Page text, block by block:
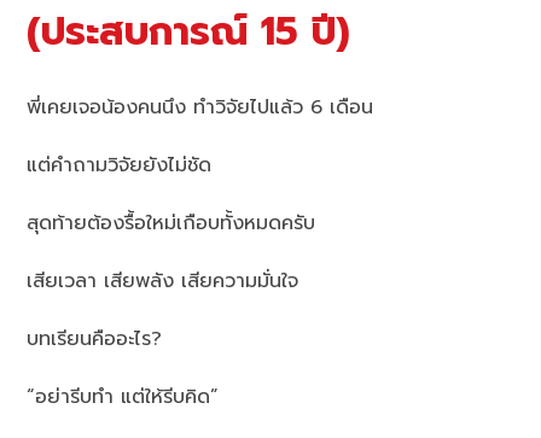
(ประสบการณ์ 15 ปี)
พี่เคยเจอน้องคนนึง ทำวิจัยไปแล้ว 6 เดือน
แต่คำถามวิจัยยังไม่ชัด
สุดท้ายต้องรื้อใหม่เกือบทั้งหมดครับ
เสียเวลา เสียพลัง เสียความมั่นใจ
บทเรียนคืออะไร?
“อย่ารีบทำ แต่ให้รีบคิด”